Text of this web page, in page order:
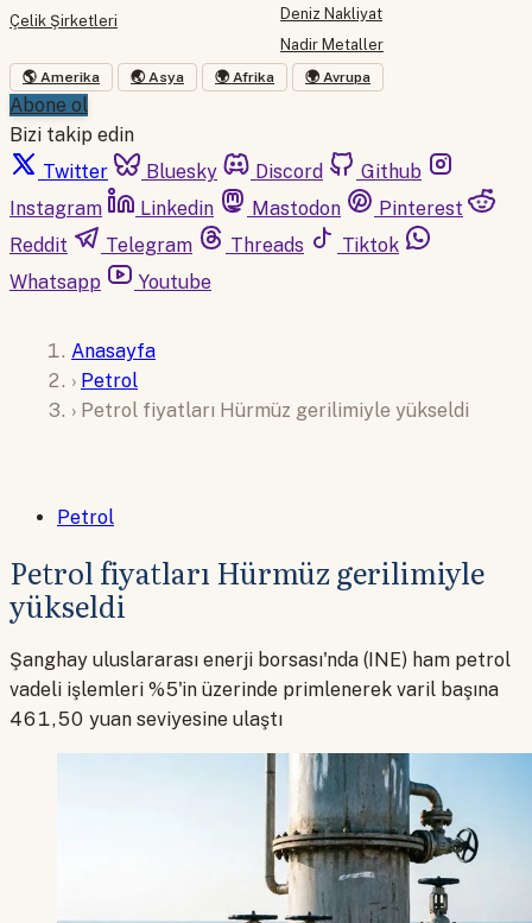
Çelik Şirketleri
Deniz Nakliyat
Nadir Metaller
🌎 Amerika 🌏 Asya 🌍 Afrika 🌍 Avrupa
Abone ol
Bizi takip edin
Twitter
Bluesky Discord
Github
Instagram
Linkedin Mastodon
Pinterest
Reddit
Telegram Threads
Tiktok
Whatsapp
Youtube
Anasayfa
› Petrol
› Petrol fiyatları Hürmüz gerilimiyle yükseldi
Petrol
Petrol fiyatları Hürmüz gerilimiyle
yükseldi
Şanghay uluslararası enerji borsası'nda (INE) ham petrol
vadeli işlemleri %5'in üzerinde primlenerek varil başına
461,50 yuan seviyesine ulaştı